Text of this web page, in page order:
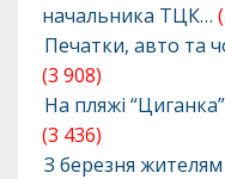
начальника ТЦК…
Печатки, авто та
(3 908)
На пляжі
(3 436)
З березня